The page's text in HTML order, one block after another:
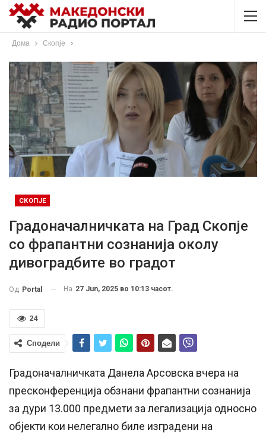
Дома Скопје
СКОПЈЕ
Градоначалничката на Град Скопје
со фрапантни сознанија околу
дивоградбите во градот
Од Portal На 27 Jun, 2025 во 10:13 часот.
24
Сподели
Градоначалничката Данела Арсовска вчера на
пресконференција обзнани фрапантни сознанија
за дури 13.000 предмети за легализација односно
објекти кои нелегално биле изградени на